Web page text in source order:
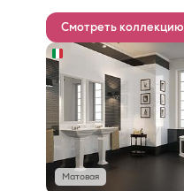
Смотреть коллекцию
Матовая